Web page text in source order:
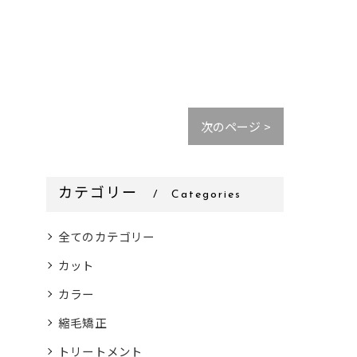
次のページ >
カテゴリー Categories
全てのカテゴリー
カット
カラー
縮毛矯正
トリートメント